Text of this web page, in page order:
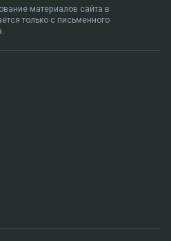
материалов сайта в
только с письменного